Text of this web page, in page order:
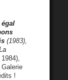
(1983),
!